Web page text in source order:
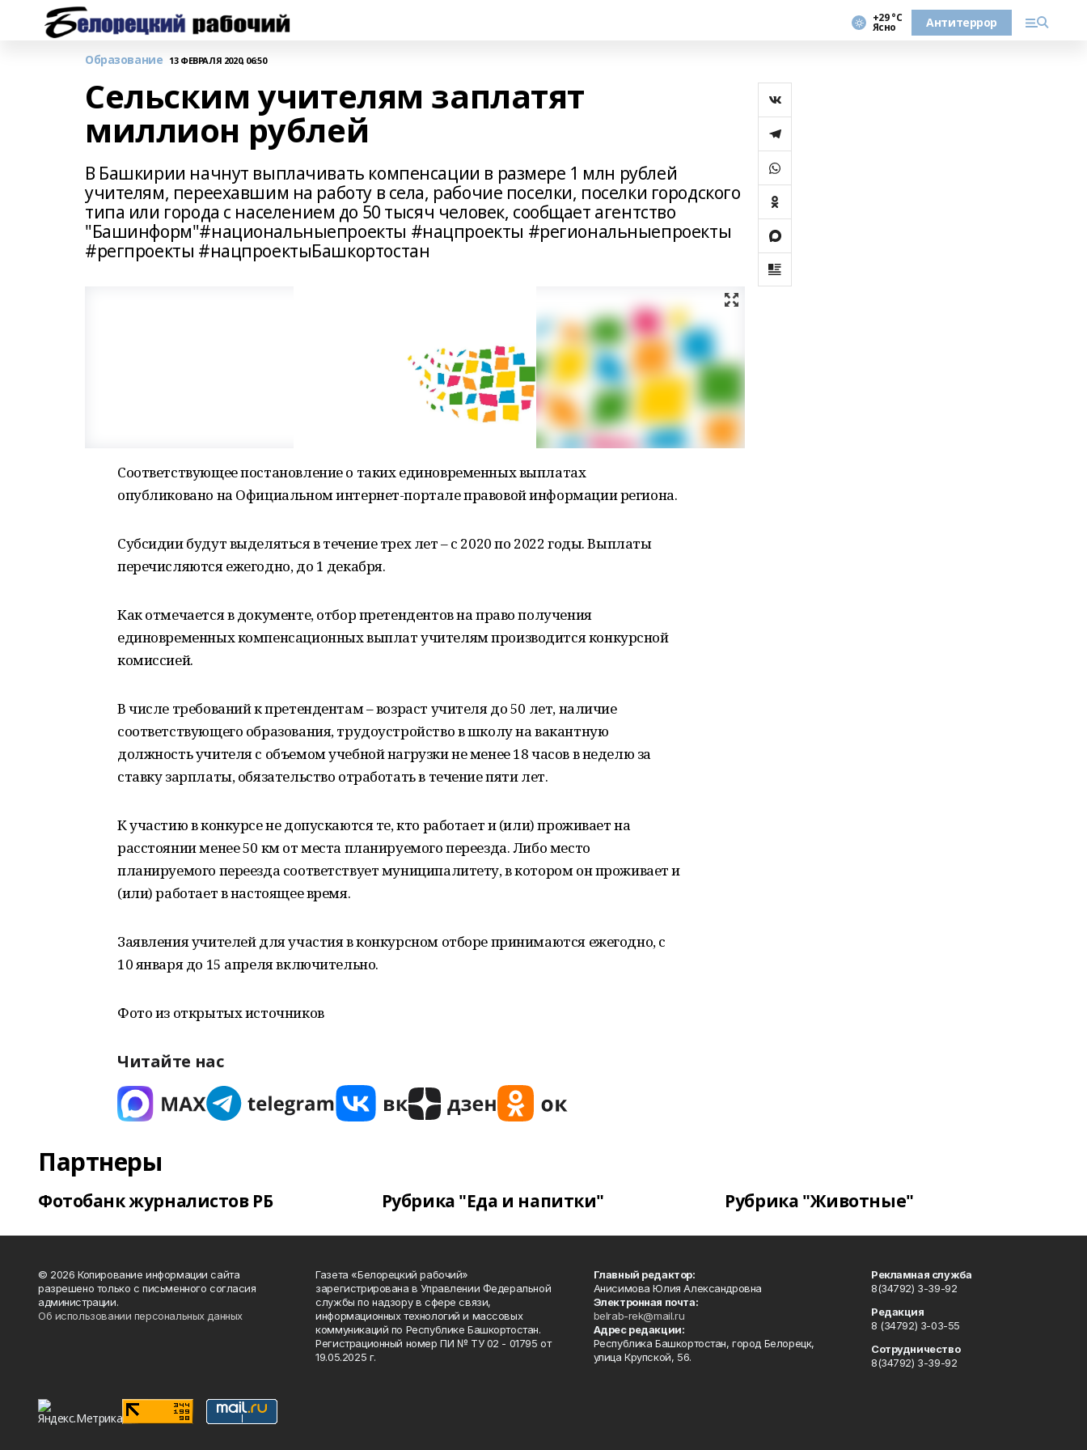
+29 °С
Ясно Антитеррор
Образование 13 ФЕВРАЛЯ 2020, 06:50
Сельским учителям заплатят
миллион рублей
В Башкирии начнут выплачивать компенсации в размере 1 млн рублей
учителям, переехавшим на работу в села, рабочие поселки, поселки городского
типа или города с населением до 50 тысяч человек, сообщает агентство
"Башинформ"#национальныепроекты #нацпроекты #региональныепроекты
#регпроекты #нацпроектыБашкортостан
Соответствующее постановление о таких единовременных выплатах
опубликовано на Официальном интернет-портале правовой информации региона.
Субсидии будут выделяться в течение трех лет – с 2020 по 2022 годы. Выплаты
перечисляются ежегодно, до 1 декабря.
Как отмечается в документе, отбор претендентов на право получения
единовременных компенсационных выплат учителям производится конкурсной
комиссией.
В числе требований к претендентам – возраст учителя до 50 лет, наличие
соответствующего образования, трудоустройство в школу на вакантную
должность учителя с объемом учебной нагрузки не менее 18 часов в неделю за
ставку зарплаты, обязательство отработать в течение пяти лет.
К участию в конкурсе не допускаются те, кто работает и (или) проживает на
расстоянии менее 50 км от места планируемого переезда. Либо место
планируемого переезда соответствует муниципалитету, в котором он проживает и
(или) работает в настоящее время.
Заявления учителей для участия в конкурсном отборе принимаются ежегодно, с
10 января до 15 апреля включительно.
Фото из открытых источников
Читайте нас
Партнеры
Фотобанк журналистов РБ Рубрика "Еда и напитки" Рубрика "Животные"
© 2026 Копирование информации сайта
разрешено только с письменного согласия
администрации.
Об использовании персональных данных
Газета «Белорецкий рабочий»
зарегистрирована в Управлении Федеральной
службы по надзору в сфере связи,
информационных технологий и массовых
коммуникаций по Республике Башкортостан.
Регистрационный номер ПИ № ТУ 02 - 01795 от
19.05.2025 г.
Главный редактор:
Анисимова Юлия Александровна
Электронная почта:
belrab-rek@mail.ru
Адрес редакции:
Республика Башкортостан, город Белорецк,
улица Крупской, 56.
Рекламная служба
8(34792) 3-39-92
Редакция
8 (34792) 3-03-55
Сотрудничество
8(34792) 3-39-92